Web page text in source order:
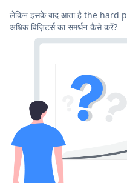
लेकिन इसके बाद आता है the
अधिक विज़िटर्स का समर्थन कैसे करें?